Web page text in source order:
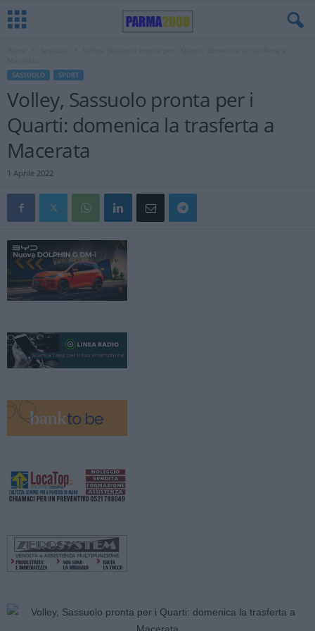
SASSUOLO SPORT
Volley, Sassuolo pronta per i
Quarti: domenica la trasferta a
Macerata
1 Aprile 2022